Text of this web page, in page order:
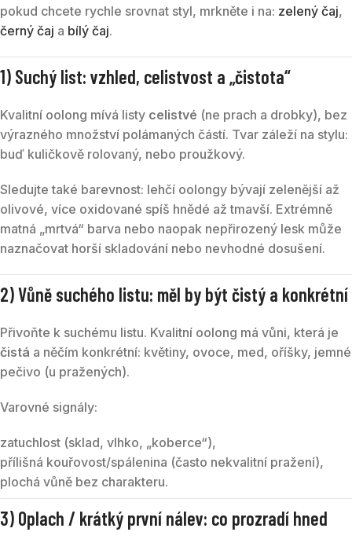
pokud chcete rychle srovnat styl, mrkněte i na: zelený čaj,
černý čaj a bílý čaj.
1) Suchý list: vzhled, celistvost a „čistota“
Kvalitní oolong mívá listy celistvé (ne prach a drobky), bez
výrazného množství polámaných částí. Tvar záleží na stylu:
buď kuličkově rolovaný, nebo proužkový.
Sledujte také barevnost: lehčí oolongy bývají zelenější až
olivové, více oxidované spíš hnědé až tmavší. Extrémně
matná „mrtvá“ barva nebo naopak nepřirozený lesk může
naznačovat horší skladování nebo nevhodné dosušení.
2) Vůně suchého listu: měl by být čistý a konkrétní
Přivoňte k suchému listu. Kvalitní oolong má vůni, která je
čistá a něčím konkrétní: květiny, ovoce, med, oříšky, jemné
pečivo (u pražených).
Varovné signály:
zatuchlost (sklad, vlhko, „koberce“),
přílišná kouřovost/spálenina (často nekvalitní pražení),
plochá vůně bez charakteru.
3) Oplach / krátký první nálev: co prozradí hned